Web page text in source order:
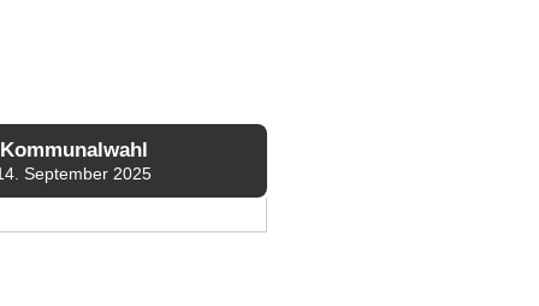
Kommunalwahl
September 2025